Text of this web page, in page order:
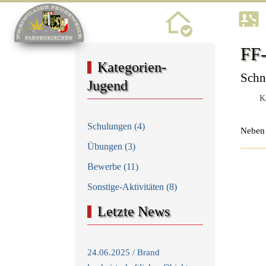
Kategorien-
Jugend
Schulungen (4)
Übungen (3)
Bewerbe (11)
Sonstige-Aktivitäten (8)
Letzte News
24.06.2025 / Brand